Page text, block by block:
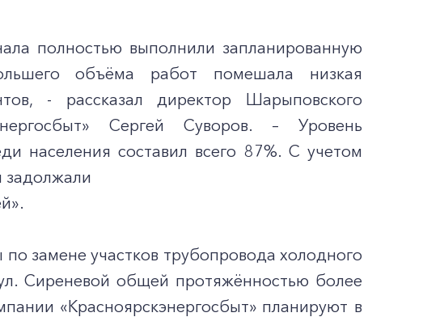
полностью выполнили запланированную
объёма работ помешала низкая
- рассказал директор Шарыповского
Сергей Суворов. – Уровень
населения составил всего 87%. С учетом
задолжали
замене участков трубопровода холодного
Сиреневой общей протяжённостью более
«Красноярскэнергосбыт» планируют в